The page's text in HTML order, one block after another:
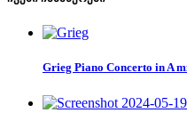
Grieg Piano Concerto in A